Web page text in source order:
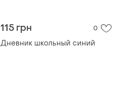
115 грн 0
Дневник школьный синий